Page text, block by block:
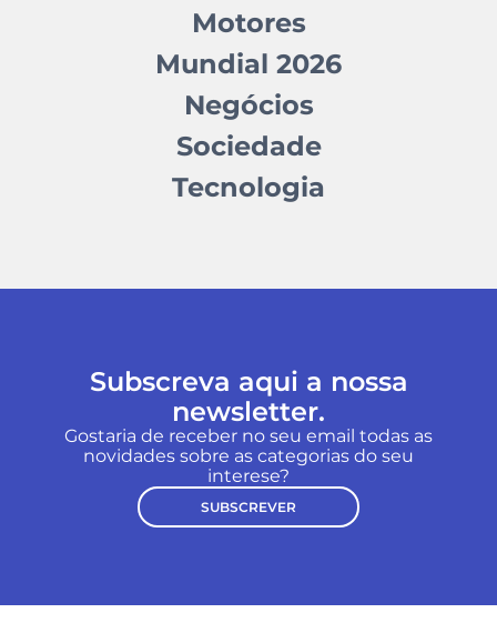
Motores
Mundial 2026
Negócios
Sociedade
Tecnologia
Subscreva aqui a nossa
newsletter.
Gostaria de receber no seu email todas as
novidades sobre as categorias do seu
interese?
SUBSCREVER